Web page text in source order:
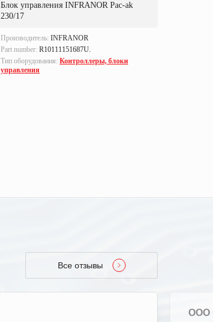
Блок управления INFRANOR Pac-ak
230/17
Производитель: INFRANOR
Part number: R10111151687U.
Тип оборудования: Контроллеры, блоки
управления
Все отзывы
ООО